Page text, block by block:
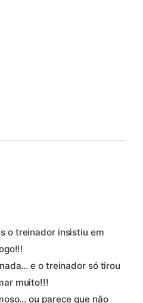
o treinador insistiu em
e o treinador só tirou
muito!!!
ou parece que não